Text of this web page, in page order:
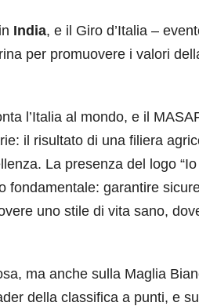
India, e il Giro d’Italia –
per promuovere i valori
l’Italia al mondo, e il
il risultato di una filiera
La presenza del logo
fondamentale: garantire
uno stile di vita sano,
ma anche sulla Maglia
della classifica a punti, e